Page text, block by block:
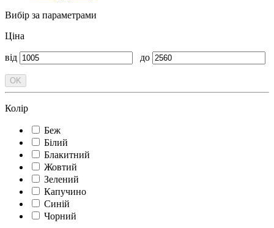
Вибір за параметрами
Ціна
від до
Колір
Беж
Білий
Блакитний
Жовтий
Зелений
Капучино
Синій
Чорний